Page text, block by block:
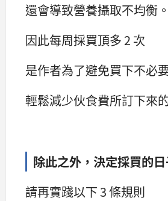
還會導致營養攝取不均衡。
因此每周採買頂多 2 次
是作者為了避免買下不必
輕鬆減少伙食費所訂下來
除此之外，決定採買的
請再實踐以下 3 條規則